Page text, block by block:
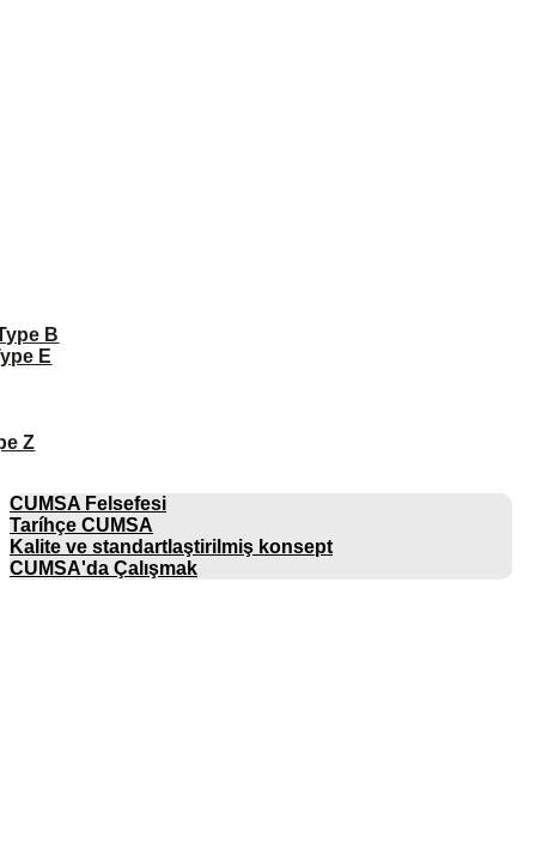
B
E
Z
CUMSA Felsefesi
Taríhçe CUMSA
Kalite ve standartlaştirilmiş konsept
CUMSA'da Çalışmak